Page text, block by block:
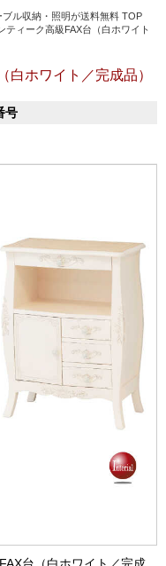
ル収納・照明が送料無料 TOP
ティーク高級FAX台（白ホワイト
白ホワイト／完成品）
号